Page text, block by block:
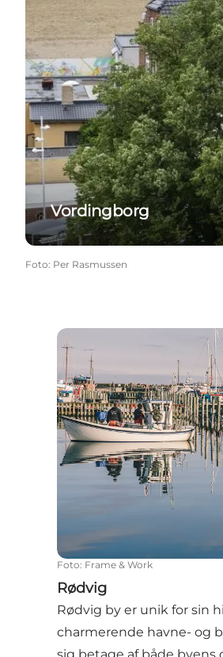
Vordingborg
Foto: Per Rasmussen
Rødvig
Foto: Frame & Work
Rødvig
Rødvig by er unik for sin
charmerende havne- og